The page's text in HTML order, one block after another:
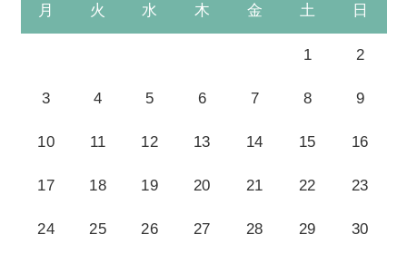
月 火 水 木 金 土 日
1 2
3 4 5 6 7 8 9
10 11 12 13 14 15 16
17 18 19 20 21 22 23
24 25 26 27 28 29 30